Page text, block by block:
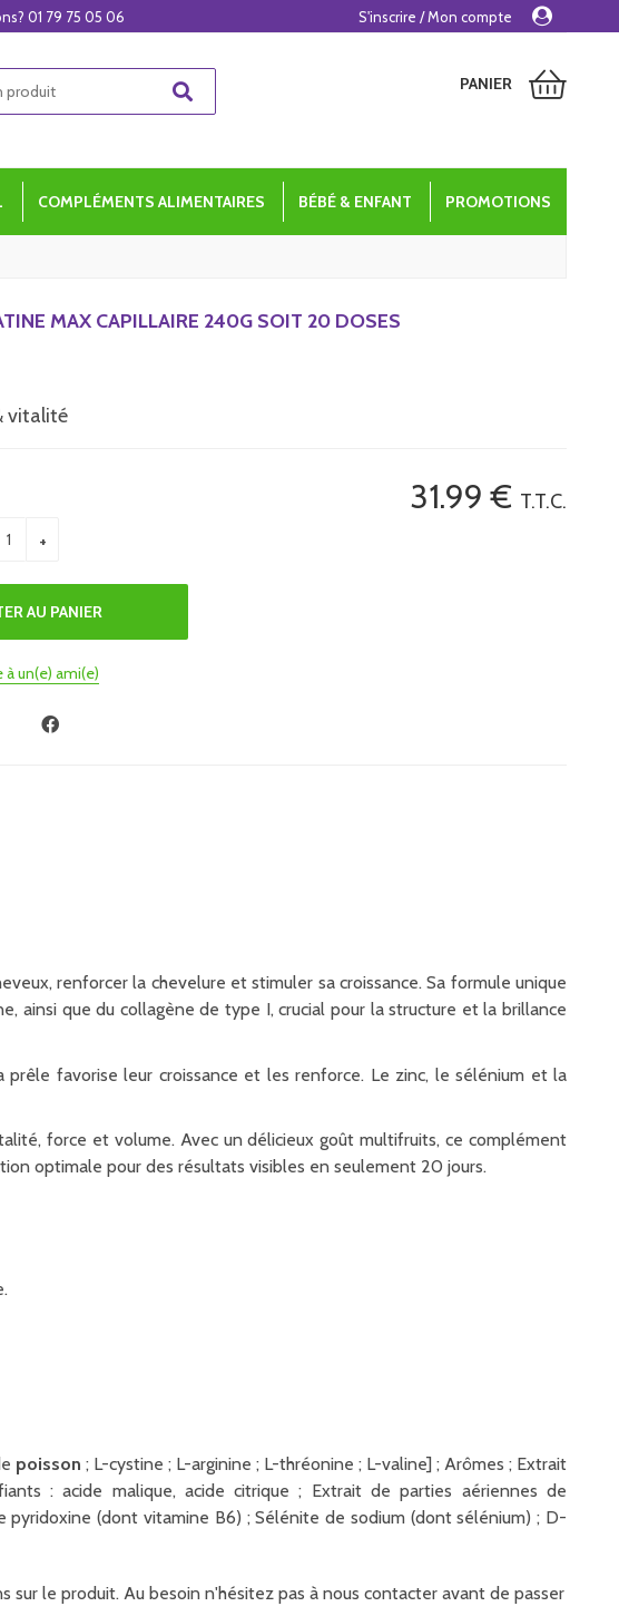
PANIER
COMPLÉMENTS ALIMENTAIRES BÉBÉ & ENFANT PROMOTIONS
MAX CAPILLAIRE 240G SOIT 20 DOSES
vitalité
31.99 € T.T.C.
un(e) ami(e)
renforcer la chevelure et stimuler sa croissance. Sa formule unique
ainsi que du collagène de type I, crucial pour la structure et la brillance
favorise leur croissance et les renforce. Le zinc, le sélénium et la
force et volume. Avec un délicieux goût multifruits, ce complément
optimale pour des résultats visibles en seulement 20 jours.
poisson ; L-cystine ; L-arginine ; L-thréonine ; L-valine] ; Arômes ; Extrait
: acide malique, acide citrique ; Extrait de parties aériennes de
(dont vitamine B6) ; Sélénite de sodium (dont sélénium) ; D-
le produit. Au besoin n'hésitez pas à nous contacter avant de passer
01 79 75 05 06 S'inscrire / Mon compte